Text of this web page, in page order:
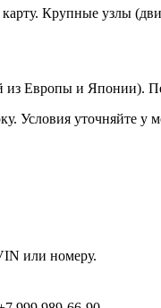
Крупные узлы
Европы и Японии).
Условия уточняйте у
или номеру.